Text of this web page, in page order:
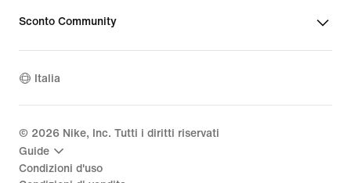
Sconto Community
Italia
© 2026 Nike, Inc. Tutti i diritti riservati
Guide
Condizioni d'uso